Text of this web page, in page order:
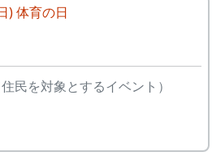
めんなさい。
り（宵宮）
り
にした稲を脱穀し、籾摺り
)体育の日
民を対象とするイベント）